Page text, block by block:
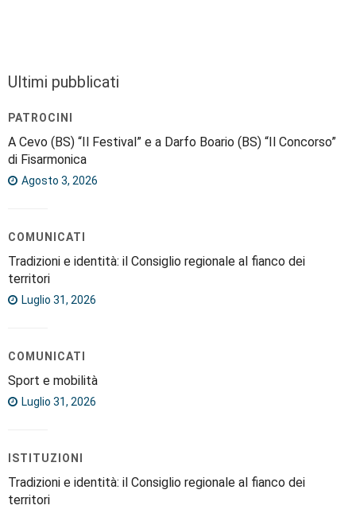
Ultimi pubblicati
PATROCINI
A Cevo (BS) “Il Festival” e a Darfo Boario (BS) “Il Concorso”
di Fisarmonica
Agosto 3, 2026
COMUNICATI
Tradizioni e identità: il Consiglio regionale al fianco dei
territori
Luglio 31, 2026
COMUNICATI
Sport e mobilità
Luglio 31, 2026
ISTITUZIONI
Tradizioni e identità: il Consiglio regionale al fianco dei
territori